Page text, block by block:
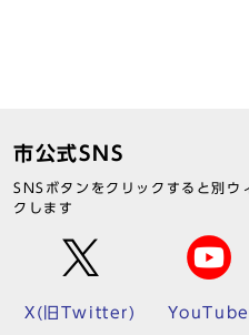
市公式SNS
SNSボタンをクリックすると別ウ
クします
X(旧Twitter) YouTube